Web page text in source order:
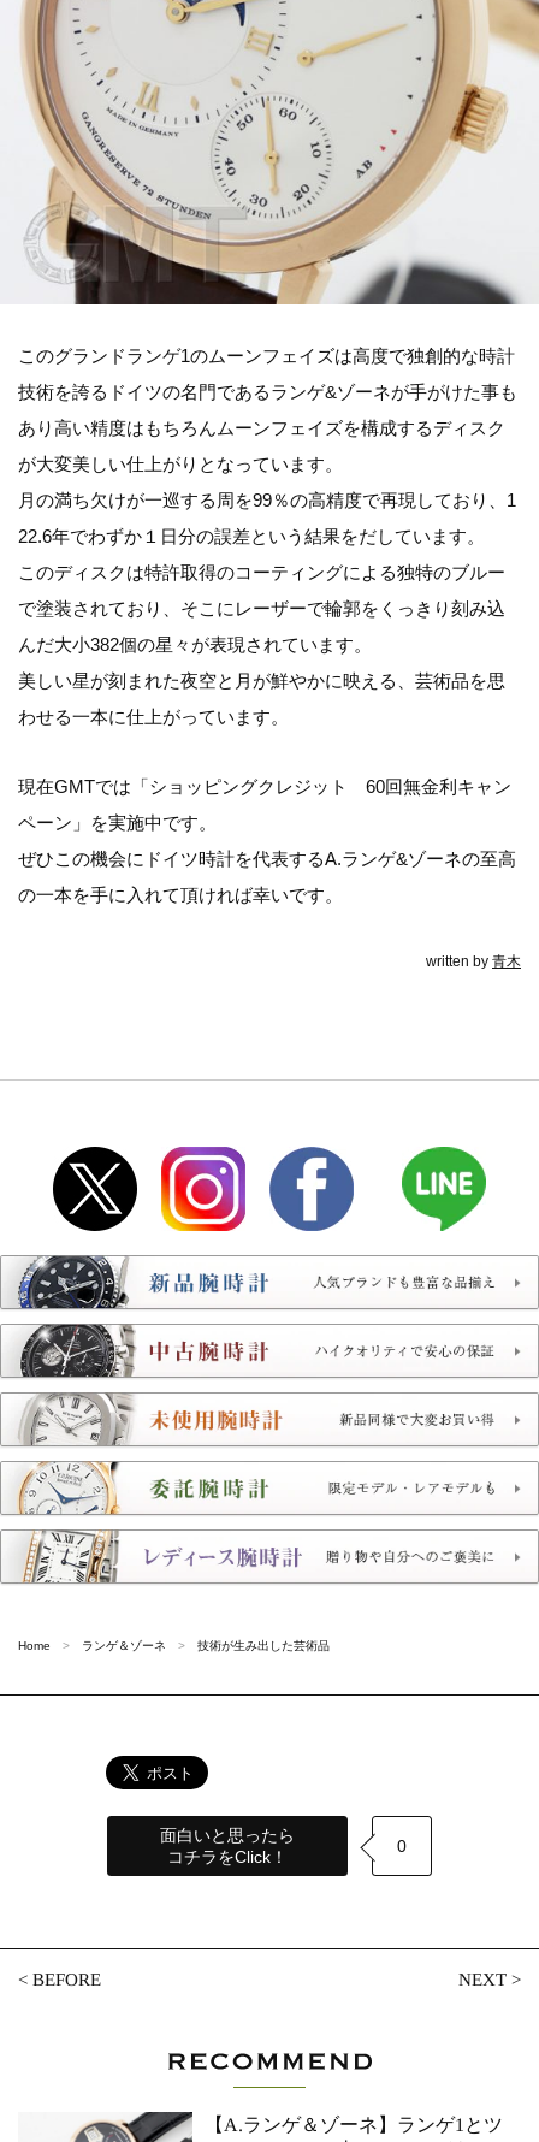
このグランドランゲ1のムーンフェイズは高度で独創的な時計
技術を誇るドイツの名門であるランゲ&ゾーネが手がけた事も
あり高い精度はもちろんムーンフェイズを構成するディスク
が大変美しい仕上がりとなっています。
月の満ち欠けが一巡する周を99％の高精度で再現しており、1
22.6年でわずか１日分の誤差という結果をだしています。
このディスクは特許取得のコーティングによる独特のブルー
で塗装されており、そこにレーザーで輪郭をくっきり刻み込
んだ大小382個の星々が表現されています。
美しい星が刻まれた夜空と月が鮮やかに映える、芸術品を思
わせる一本に仕上がっています。
現在GMTでは「ショッピングクレジット 60回無金利キャン
ペーン」を実施中です。
ぜひこの機会にドイツ時計を代表するA.ランゲ&ゾーネの至高
の一本を手に入れて頂ければ幸いです。
written by 青木
Home ランゲ＆ゾーネ 技術が生み出した芸術品
面白いと思ったら
コチラをClick！
0
<BEFORE NEXT>
【A.ランゲ＆ゾーネ】ランゲ1とツ